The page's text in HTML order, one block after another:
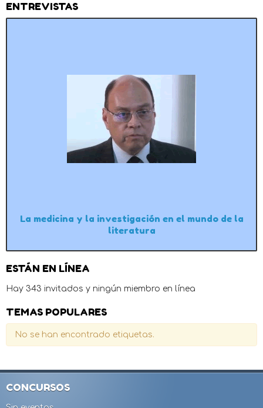
ENTREVISTAS
La medicina y la investigación en el mundo de la
literatura
ESTÁN EN LÍNEA
Hay 343 invitados y ningún miembro en línea
TEMAS POPULARES
No se han encontrado etiquetas.
CONCURSOS